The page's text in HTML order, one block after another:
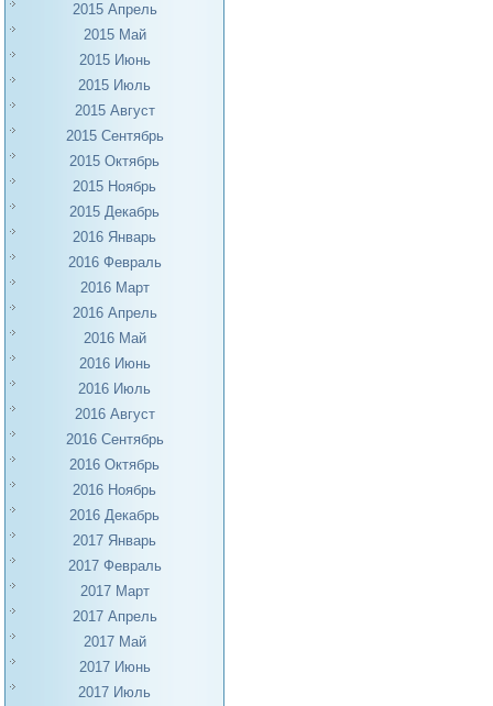
2015 Апрель
2015 Май
2015 Июнь
2015 Июль
2015 Август
2015 Сентябрь
2015 Октябрь
2015 Ноябрь
2015 Декабрь
2016 Январь
2016 Февраль
2016 Март
2016 Апрель
2016 Май
2016 Июнь
2016 Июль
2016 Август
2016 Сентябрь
2016 Октябрь
2016 Ноябрь
2016 Декабрь
2017 Январь
2017 Февраль
2017 Март
2017 Апрель
2017 Май
2017 Июнь
2017 Июль